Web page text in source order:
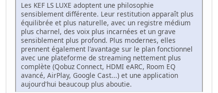
Les KEF LS LUXE adoptent une philosophie
sensiblement différente. Leur restitution apparaît plus
équilibrée et plus naturelle, avec un registre médium
plus charnel, des voix plus incarnées et un grave
sensiblement plus profond. Plus modernes, elles
prennent également l'avantage sur le plan fonctionnel
avec une plateforme de streaming nettement plus
complète (Qobuz Connect, HDMI eARC, Room EQ
avancé, AirPlay, Google Cast...) et une application
aujourd'hui beaucoup plus aboutie.